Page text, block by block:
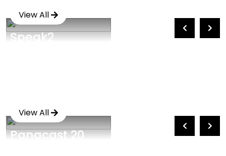
Speak2
View All
Panacast 20
View All